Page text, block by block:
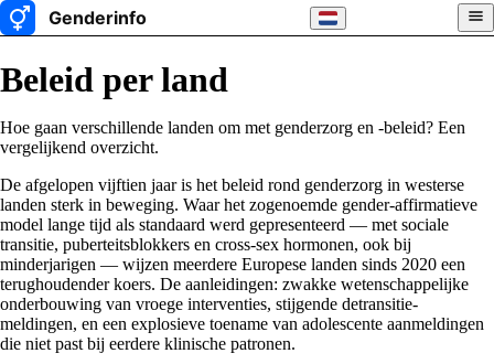
Beleid per land
Hoe gaan verschillende landen om met genderzorg en -beleid? Een
vergelijkend overzicht.
De afgelopen vijftien jaar is het beleid rond genderzorg in westerse
landen sterk in beweging. Waar het zogenoemde gender-affirmatieve
model lange tijd als standaard werd gepresenteerd — met sociale
transitie, puberteitsblokkers en cross-sex hormonen, ook bij
minderjarigen — wijzen meerdere Europese landen sinds 2020 een
terughoudender koers. De aanleidingen: zwakke wetenschappelijke
onderbouwing van vroege interventies, stijgende detransitie-
meldingen, en een explosieve toename van adolescente aanmeldingen
die niet past bij eerdere klinische patronen.